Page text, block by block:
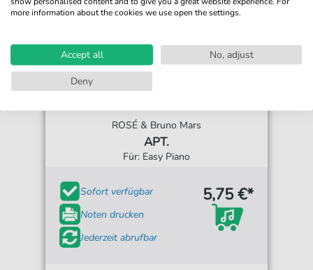
ROSÉ & Bruno Mars
APT.
Für: Easy Piano
Sofort verfügbar
Noten drucken
Jederzeit abrufbar
5,75 €*
more information about the cookies we use open the settings.
Accept all
No, adjust
Deny